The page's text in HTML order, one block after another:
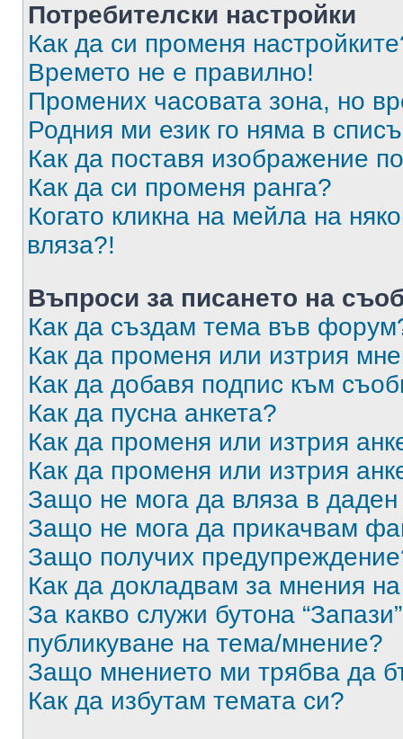
Потребителски настройки
Как да си променя
Времето не е правилно!
Промених часовата зона, но
Родния ми език го няма в
Как да поставя изображение
Как да си променя ранга?
Когато кликна на мейла на
вляза?!
Въпроси за писането на
Как да създам тема във
Как да променя или изтрия
Как да добавя подпис към
Как да пусна анкета?
Как да променя или изтрия
Как да променя или изтрия
Защо не мога да вляза в
Защо не мога да прикачвам
Защо получих
Как да докладвам за мнения
За какво служи бутона
публикуване на тема/мнение?
Защо мнението ми трябва да
Как да избутам темата си?